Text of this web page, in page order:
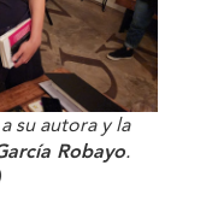
su autora y la
Robayo.